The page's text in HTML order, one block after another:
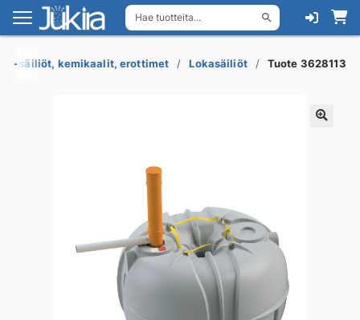
Hae tuotteita...
Siirry
navigointiin
Siirry
sisältöön
säiliöt, kemikaalit, erottimet Lokasäiliöt Tuote 3628113